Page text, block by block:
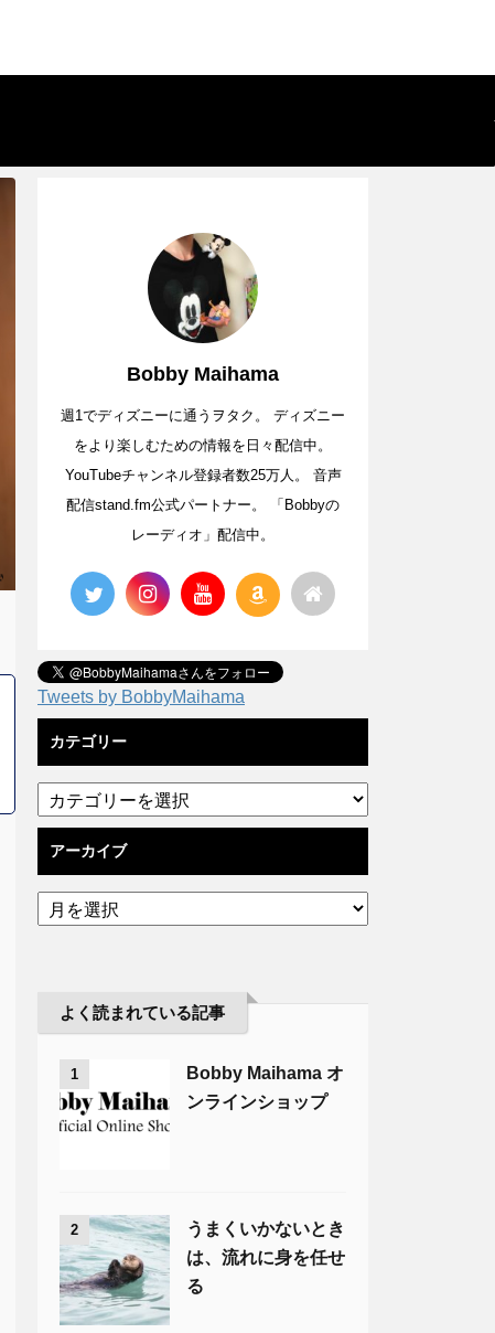
Bobby Maihama
週1でディズニーに通うヲタク。 ディズニー
をより楽しむための情報を日々配信中。
YouTubeチャンネル登録者数25万人。 音声
配信stand.fm公式パートナー。 「Bobbyの
レーディオ」配信中。
Tweets by BobbyMaihama
カテゴリー
アーカイブ
よく読まれている記事
1
Bobby Maihama オ
ンラインショップ
2
うまくいかないとき
は、流れに身を任せ
る